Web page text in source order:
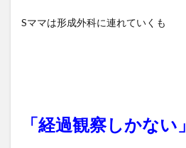
Sママは形成外科に連れていくも
「経過観察しかない」